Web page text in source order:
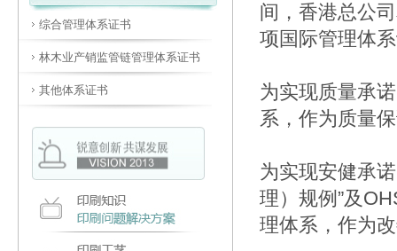
综合管理体系证书
林木业产销监管链管理体系证书
其他体系证书
间，香港总公
项国际管理体
为实现质量承
系，作为质量
为实现安健承
理）规例”及
理体系，作为